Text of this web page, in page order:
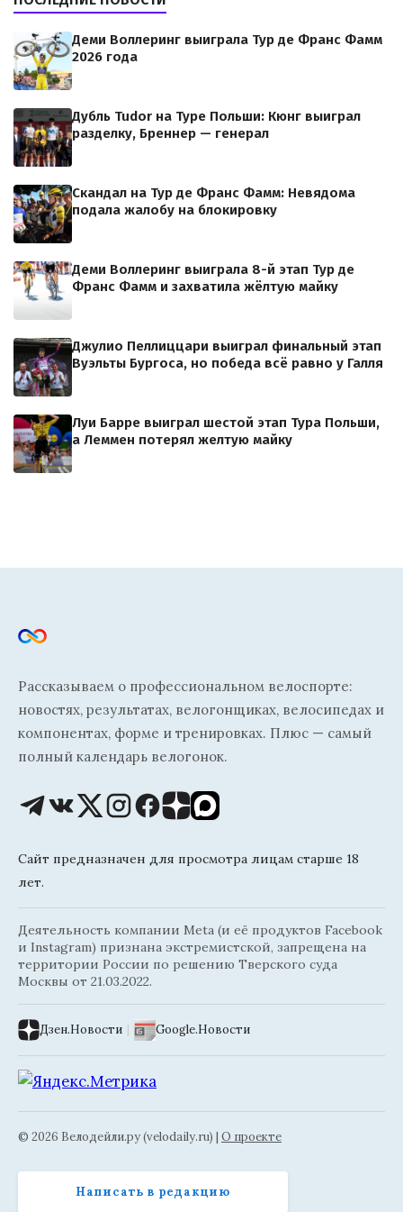
Деми Воллеринг выиграла Тур де Франс Фамм
2026 года
Дубль Tudor на Туре Польши: Кюнг выиграл
разделку, Бреннер — генерал
Скандал на Тур де Франс Фамм: Невядома
подала жалобу на блокировку
Деми Воллеринг выиграла 8-й этап Тур де
Франс Фамм и захватила жёлтую майку
Джулио Пеллиццари выиграл финальный этап
Вуэльты Бургоса, но победа всё равно у Галля
Луи Барре выиграл шестой этап Тура Польши,
а Леммен потерял желтую майку
Рассказываем о профессиональном велоспорте:
новостях, результатах, велогонщиках, велосипедах и
компонентах, форме и тренировках. Плюс — самый
полный календарь велогонок.
Сайт предназначен для просмотра лицам старше 18
лет.
Деятельность компании Meta (и её продуктов Facebook
и Instagram) признана экстремистской, запрещена на
территории России по решению Тверского суда
Москвы от 21.03.2022.
Дзен.Новости | Google.Новости
© 2026 Велодейли.ру (velodaily.ru) | О проекте
Написать в редакцию